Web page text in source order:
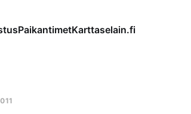
PaikantimetKarttaselain.fi